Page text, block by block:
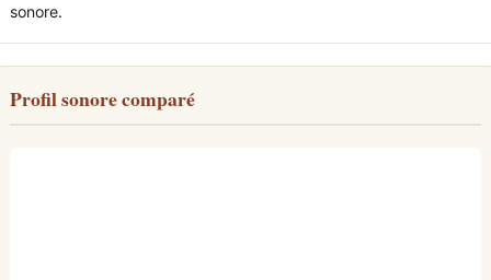
sonore.
Profil sonore comparé